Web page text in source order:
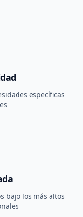
específicas
bajo los más altos